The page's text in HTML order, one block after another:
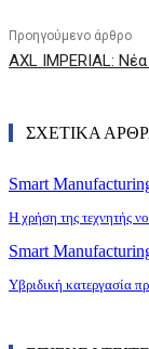
Προηγούμενο άρθρο
AXL IMPERIAL:
ΣΧΕΤΙΚΑ
Smart
Η χρήση της τεχνητής
Smart
Υβριδική κατεργασία